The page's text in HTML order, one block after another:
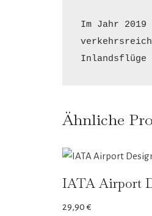
Im Jahr
Inlandsflüge
Ähnliche
IATA Airport
29,90€